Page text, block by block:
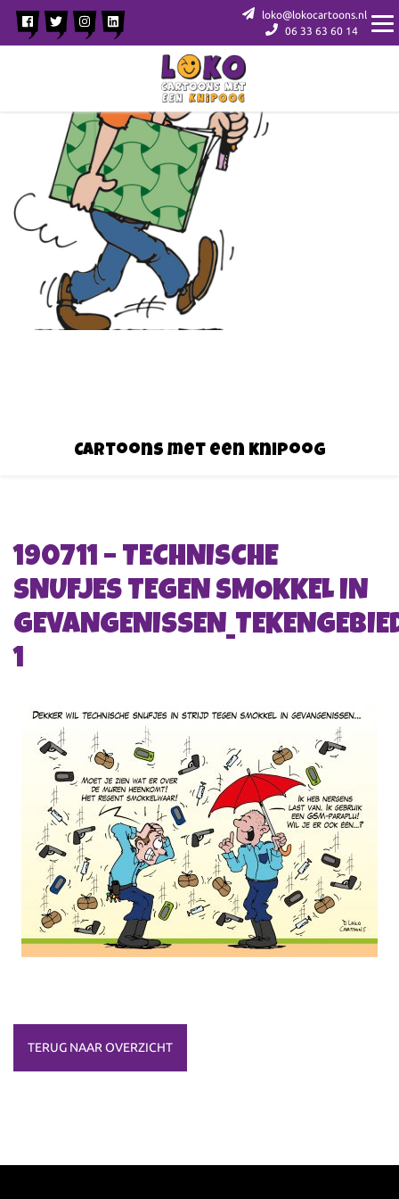
loko@lokocartoons.nl
06 33 63 60 14
Cartoons met een knipoog
190711 – TECHNISCHE
SNUFJES TEGEN SMOKKEL IN
1
TERUG NAAR OVERZICHT